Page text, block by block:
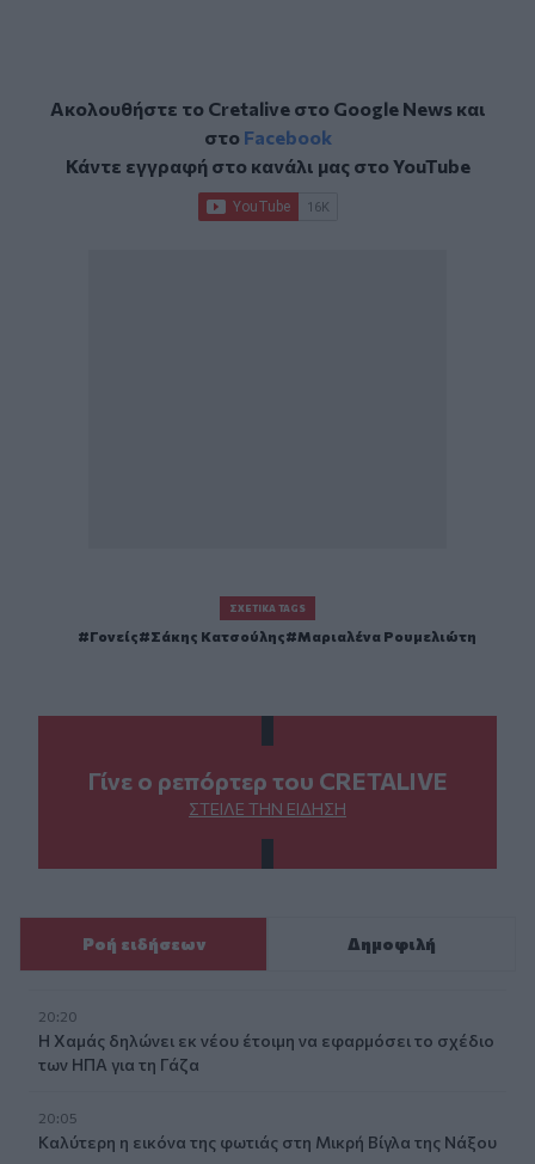
Ακολουθήστε το Cretalive στο Google Newsκαι
στο Facebook
Κάντε εγγραφή στο κανάλι μας στοYouTube
ΣΧΕΤΙΚΆ TAGS
Γονείς Σάκης Κατσούλης Μαριαλένα Ρουμελιώτη
Γίνε ο ρεπόρτερ του CRETALIVE
ΣΤΕΊΛΕ ΤΗΝ ΕΊΔΗΣΗ
Ροή ειδήσεων Δημοφιλή
20:20
Η Χαμάς δηλώνει εκ νέου έτοιμη να εφαρμόσει το σχέδιο
των ΗΠΑ για τη Γάζα
20:05
Καλύτερη η εικόνα της φωτιάς στη Μικρή Βίγλα της Νάξου